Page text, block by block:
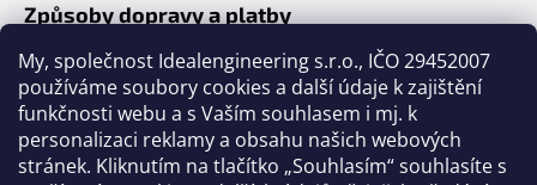
My, společnost Idealengineering s.r.o., IČO 29452007
používáme soubory cookies a další údaje k zajištění
funkčnosti webu a s Vaším souhlasem i mj. k
personalizaci reklamy a obsahu našich webových
stránek. Kliknutím na tlačítko „Souhlasím“ souhlasíte s
Způsoby dopravy a platby
Jak nakupovat
Články